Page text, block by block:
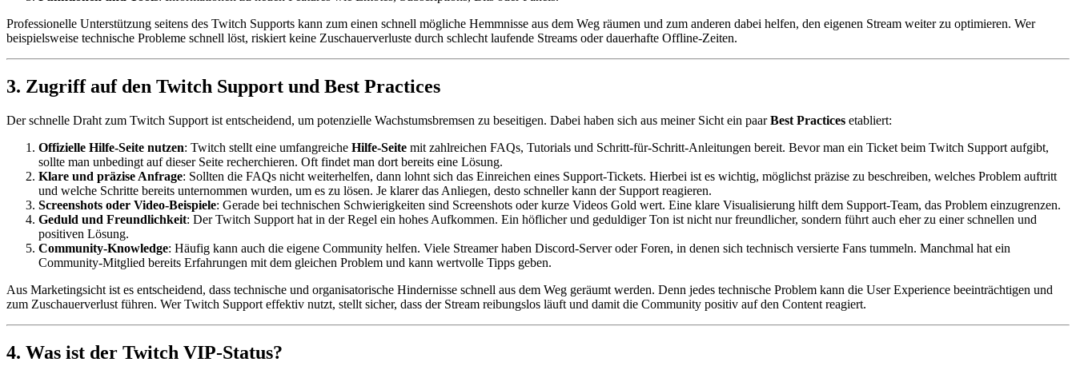
Professionelle Unterstützung seitens des Twitch Supports kann zum einen schnell mögliche Hemmnisse aus dem Weg räumen und zum anderen dabei helfen, den eigenen Stream weiter zu optimieren. Wer
beispielsweise technische Probleme schnell löst, riskiert keine Zuschauerverluste durch schlecht laufende Streams oder dauerhafte Offline-Zeiten.
3. Zugriff auf den Twitch Support und Best Practices
Der schnelle Draht zum Twitch Support ist entscheidend, um potenzielle Wachstumsbremsen zu beseitigen. Dabei haben sich aus meiner Sicht ein paarBest Practices etabliert:
Offizielle Hilfe-Seite nutzen: Twitch stellt eine umfangreiche Hilfe-Seite mit zahlreichen FAQs, Tutorials und Schritt-für-Schritt-Anleitungen bereit. Bevor man ein Ticket beim Twitch Support aufgibt,
sollte man unbedingt auf dieser Seite recherchieren. Oft findet man dort bereits eine Lösung.
Klare und präzise Anfrage: Sollten die FAQs nicht weiterhelfen, dann lohnt sich das Einreichen eines Support-Tickets. Hierbei ist es wichtig, möglichst präzise zu beschreiben, welches Problem auftritt
und welche Schritte bereits unternommen wurden, um es zu lösen. Je klarer das Anliegen, desto schneller kann der Support reagieren.
Screenshots oder Video-Beispiele: Gerade bei technischen Schwierigkeiten sind Screenshots oder kurze Videos Gold wert. Eine klare Visualisierung hilft dem Support-Team, das Problem einzugrenzen.
Geduld und Freundlichkeit: Der Twitch Support hat in der Regel ein hohes Aufkommen. Ein höflicher und geduldiger Ton ist nicht nur freundlicher, sondern führt auch eher zu einer schnellen und
positiven Lösung.
Community-Knowledge: Häufig kann auch die eigene Community helfen. Viele Streamer haben Discord-Server oder Foren, in denen sich technisch versierte Fans tummeln. Manchmal hat ein
Community-Mitglied bereits Erfahrungen mit dem gleichen Problem und kann wertvolle Tipps geben.
Aus Marketingsicht ist es entscheidend, dass technische und organisatorische Hindernisse schnell aus dem Weg geräumt werden. Denn jedes technische Problem kann die User Experience beeinträchtigen und
zum Zuschauerverlust führen. Wer Twitch Support effektiv nutzt, stellt sicher, dass der Stream reibungslos läuft und damit die Community positiv auf den Content reagiert.
4. Was ist der Twitch VIP-Status?